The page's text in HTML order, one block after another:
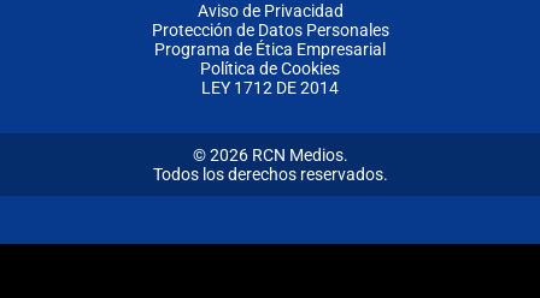
Aviso de Privacidad
Protección de Datos Personales
Programa de Ética Empresarial
Política de Cookies
LEY 1712 DE 2014
© 2026 RCN Medios.
Todos los derechos reservados.